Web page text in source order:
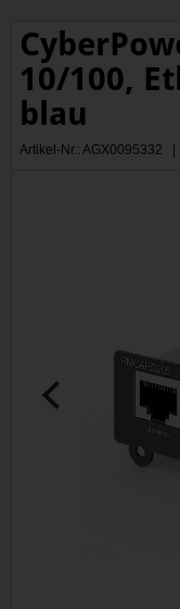
10/100,
blau
Artikel-Nr.: AGX0095332